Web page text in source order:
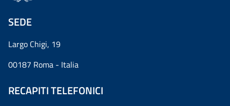
SEDE
Largo Chigi, 19
00187 Roma - Italia
RECAPITI TELEFONICI